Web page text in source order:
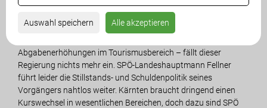
Auswahl speichern Alle akzeptieren
„Diese Landesregierung ist unfähig. Ihre Politik auf Kosten des
Landes und der Bevölkerung ist nicht länger tragbar. Außer
Abgabenerhöhungen im Tourismusbereich – fällt dieser
Regierung nichts mehr ein. SPÖ-Landeshauptmann Fellner
führt leider die Stillstands- und Schuldenpolitik seines
Vorgängers nahtlos weiter. Kärnten braucht dringend einen
Kurswechsel in wesentlichen Bereichen, doch dazu sind SPÖ